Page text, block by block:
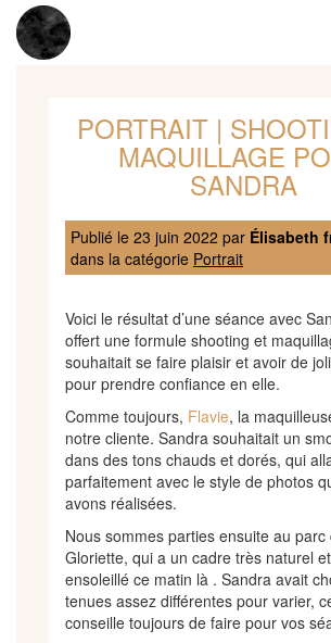
PORTRAIT |
MAQUILLAGE
SANDRA
Publié le 23 juin 2022 par Élisabeth
dans la catégorie Portrait
Voici le résultat d’une séance avec
offert une formule shooting et
souhaitait se faire plaisir et avoir de
pour prendre confiance en elle.
Comme toujours, Flavie, la
notre cliente. Sandra souhaitait un
dans des tons chauds et dorés, qui
parfaitement avec le style de photos
avons réalisées.
Nous sommes parties ensuite au parc
Gloriette, qui a un cadre très naturel
ensoleillé ce matin là . Sandra avait
tenues assez différentes pour varier,
conseille toujours de faire pour vos